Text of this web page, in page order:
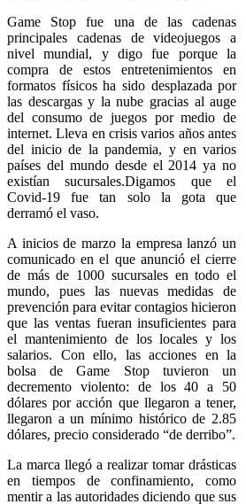
Game Stop fue una de las cadenas
principales cadenas de videojuegos a
nivel mundial, y digo fue porque la
compra de estos entretenimientos en
formatos físicos ha sido desplazada por
las descargas y la nube gracias al auge
del consumo de juegos por medio de
internet. Lleva en crisis varios años antes
del inicio de la pandemia, y en varios
países del mundo desde el 2014 ya no
existían sucursales.Digamos que el
Covid-19 fue tan solo la gota que
derramó el vaso.
A inicios de marzo la empresa lanzó un
comunicado en el que anunció el cierre
de más de 1000 sucursales en todo el
mundo, pues las nuevas medidas de
prevención para evitar contagios hicieron
que las ventas fueran insuficientes para
el mantenimiento de los locales y los
salarios. Con ello, las acciones en la
bolsa de Game Stop tuvieron un
decremento violento: de los 40 a 50
dólares por acción que llegaron a tener,
llegaron a un mínimo histórico de 2.85
dólares, precio considerado “de derribo”.
La marca llegó a realizar tomar drásticas
en tiempos de confinamiento, como
mentir a las autoridades diciendo que sus